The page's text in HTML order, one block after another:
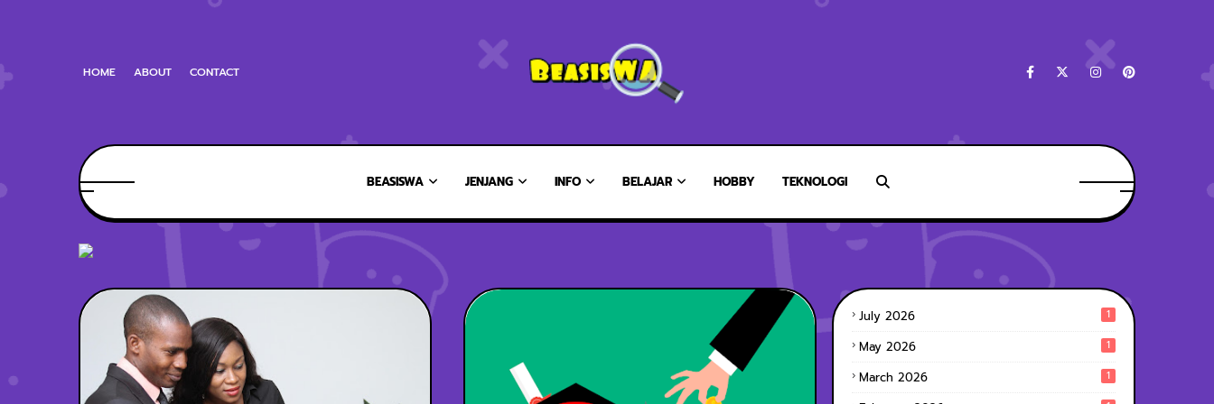
HOME ABOUT CONTACT
BEASISWA JENJANG INFO BELAJAR HOBBY TEKNOLOGI
July 2026 1
May 2026 1
March 2026 1